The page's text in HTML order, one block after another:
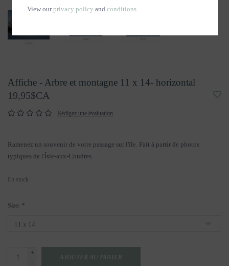
Affiche - Arbre et montagne 11 x 14- horizontal
19,95$CA
Rédigez une évaluation
Ramenez un souvenir de votre passage sur l'île. Fait à partir de photos
typiques de l'Îsle-aux-Coudres.
En stock
Size: *
+
-
AJOUTER AU PANIER
View ourprivacy policy and conditions